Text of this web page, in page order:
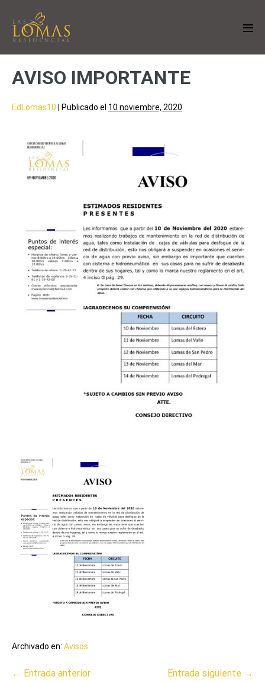
AVISO IMPORTANTE
EdLomas10 | Publicado el 10 noviembre, 2020
Archivado en: Avisos
← Entrada anterior Entrada siguiente →